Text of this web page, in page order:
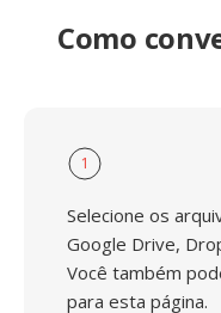
Como
1
Selecione os
Google Drive,
Você também
para esta página.